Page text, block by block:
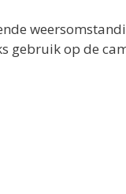
gebruik op de